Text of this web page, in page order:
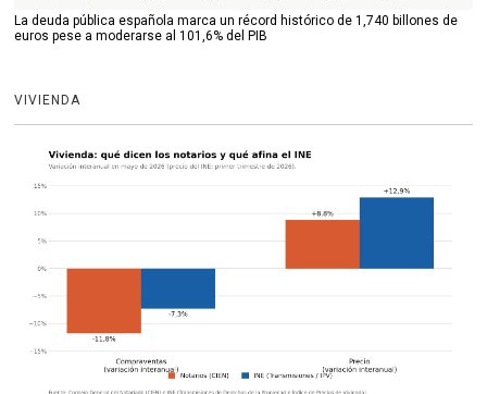
La deuda pública española marca un récord histórico de 1,740 billones de
euros pese a moderarse al 101,6% del PIB
VIVIENDA